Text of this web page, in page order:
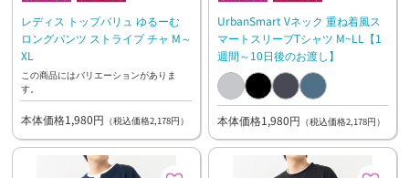
レディス トップバリュ ゆるーむ
ロングパンツ ストライプ チャ M～
XL
この商品にはバリエーションがありま
す。
本体価格1,980円 （税込価格2,178円）
UrbanSmart Vネック 重ね着風ス
マートスリーブTシャツ M~LL【1
週間～10日後のお渡し】
本体価格1,980円 （税込価格2,178円）